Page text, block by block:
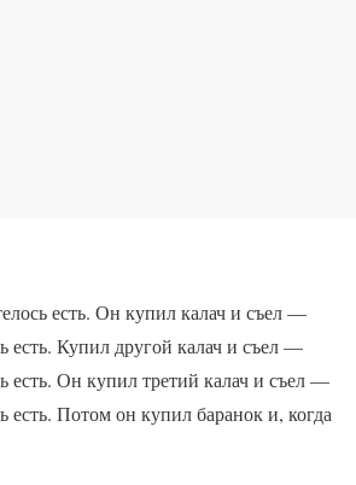
есть. Он купил калач и съел —
есть. Купил другой калач и съел —
есть. Он купил третий калач и съел —
есть. Потом он купил баранок и, когда